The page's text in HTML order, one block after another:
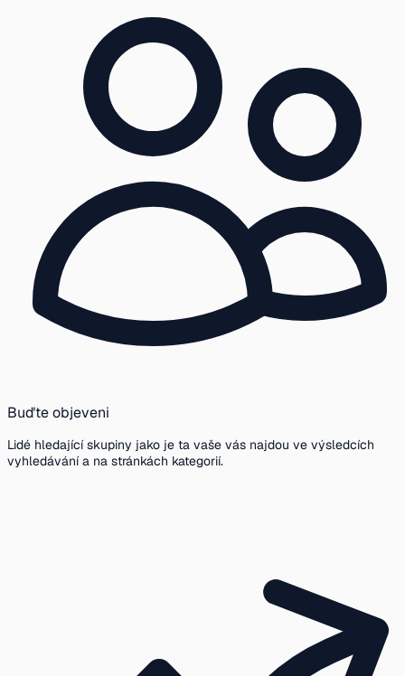
Buďte objeveni
Lidé hledající skupiny jako je ta vaše vás najdou ve výsledcích
vyhledávání a na stránkách kategorií.